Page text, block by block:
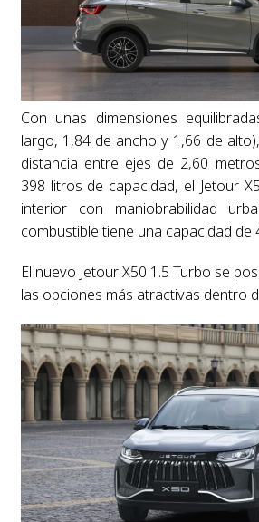
Con unas dimensiones
largo, 1,84 de ancho y 1,66 de
distancia entre ejes de 2,60
398 litros de capacidad, el Jetour
interior con maniobrabilidad
combustible tiene una capacidad de
El nuevo Jetour X50 1.5 Turbo se
las opciones más atractivas dentro